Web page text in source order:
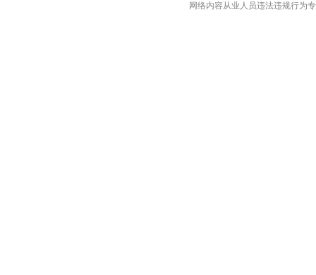
网络内容从业人员违法违规行